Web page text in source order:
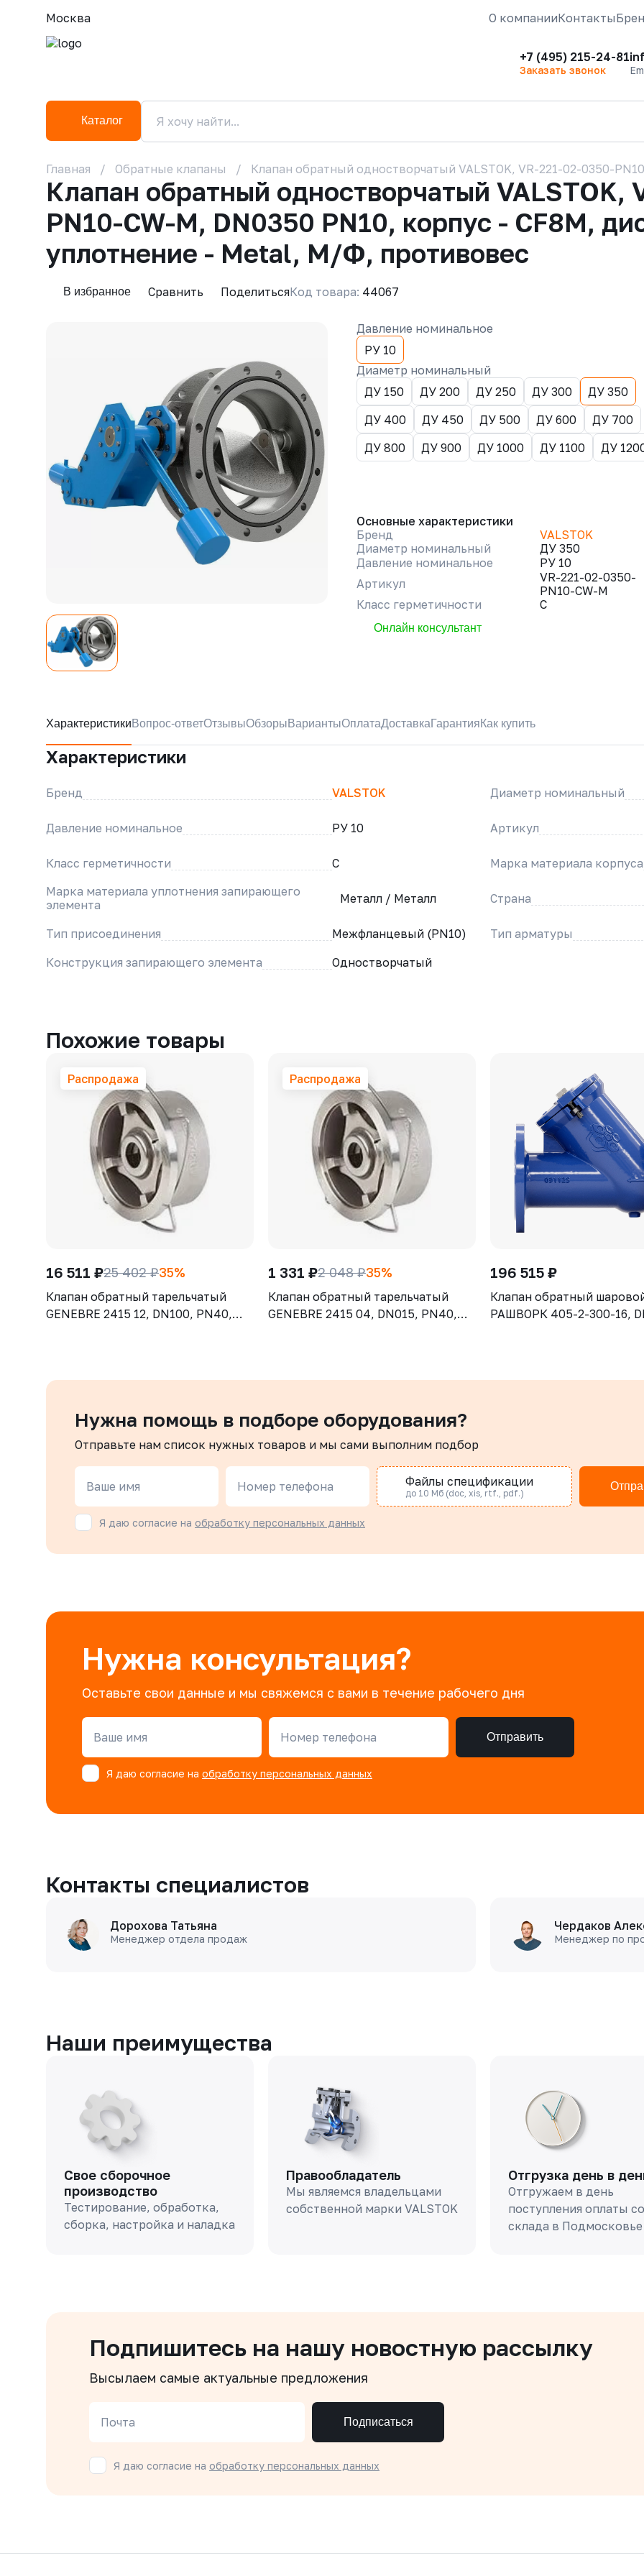
Москва О компанииКонтакты
+7 (495) 215-24-81
Заказать звонок
Каталог
Главная Обратные клапаны Клапан обратный одностворчатый VALSTOK, VR-221-02-0350-
Клапан обратный одностворчатый VALSTOK,
PN10-CW-M, DN0350 PN10, корпус - CF8M,
уплотнение - Metal, М/Ф, противовес
В избранное Сравнить ПоделитьсяКод товара: 44067
Давление номинальное
РУ 10
Диаметр номинальный
ДУ 150
ДУ 200 ДУ 250 ДУ 300
ДУ 350
ДУ 400
ДУ 450 ДУ 500 ДУ 600
ДУ 700
ДУ 800
ДУ 900 ДУ 1000 ДУ 1100 ДУ
Основные характеристики
Бренд
VALSTOK
Диаметр номинальный
ДУ 350
Давление номинальное
РУ 10
Артикул
VR-221-02-0350-
PN10-CW-M
Класс герметичности
C
Онлайн консультант
Характеристики Вопрос-ответОтзывыОбзоры ВариантыОплатаДоставка Гарантия Как купить
Характеристики
Бренд VALSTOK Диаметр номинальный
Давление номинальное РУ 10 Артикул
Класс герметичности
C Марка материала корпуса
Марка материала уплотнения запирающего
элемента
Металл / Металл Страна
Тип присоединения Межфланцевый (PN10) Тип арматуры
Конструкция запирающего элемента
Одностворчатый
Похожие товары
Распродажа
16 511 ₽25 402 ₽35%
Клапан обратный тарельчатый
GENEBRE 2415 12, DN100, PN40,
Распродажа
1 331 ₽2 048 ₽35%
Клапан обратный тарельчатый
GENEBRE 2415 04, DN015, PN40,
196 515 ₽
Клапан обратный
РАШВОРК 405-2-300-16,
Нужна помощь в подборе оборудования?
Отправьте нам список нужных товаров и мы сами выполним подбор
Ваше имя Номер телефона Файлы спецификации
до 10 Мб (doc, xis, rtf., pdf.)
Я даю согласие на обработку персональных данных
Нужна консультация?
Оставьте свои данные и мы свяжемся с вами в течение рабочего дня
Ваше имя Номер телефона Отправить
Я даю согласие на обработку персональных данных
Контакты специалистов
Дорохова Татьяна
Менеджер отдела продаж
Чердаков
Менеджер по
Наши преимущества
Свое сборочное
производство
Тестирование, обработка,
сборка, настройка и наладка
Правообладатель
Мы являемся владельцами
собственной марки VALSTOK
Отгрузка день в
Отгружаем в день
поступления оплаты со
склада в Подмосковье
Подпишитесь на нашу новостную рассылку
Высылаем самые актуальные предложения
Почта Подписаться
Я даю согласие на обработку персональных данных